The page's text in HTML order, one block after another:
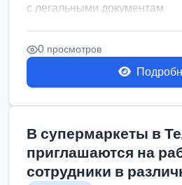
с легальными документам
0 просмотров
В супермаркеты в
приглашаются на
сотрудники в